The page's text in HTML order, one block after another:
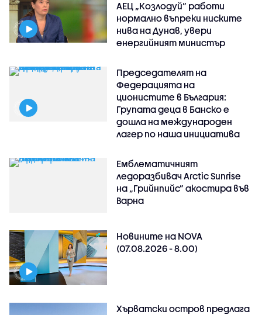
АЕЦ „Козлодуй“ работи
нормално въпреки ниските
нива на Дунав, увери
енергийният министър
Председателят на
Федерацията на
ционистите в България:
Групата деца в Банско е
дошла на международен
лагер по наша инициатива
Емблематичният
ледоразбивач Arctic Sunrise
на „Грийнпийс” акостира във
Варна
Новините на NOVA
(07.08.2026 - 8.00)
Хърватски остров предлага